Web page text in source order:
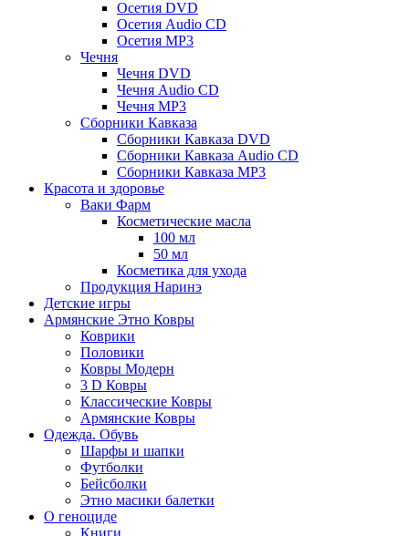
Осетия DVD
Осетия Audio CD
Осетия MP3
Чечня
Чечня DVD
Чечня Audio CD
Чечня MP3
Сборники Кавказа
Сборники Кавказа DVD
Сборники Кавказа Audio CD
Сборники Кавказа MP3
Красота и здоровье
Ваки Фарм
Косметические масла
100 мл
50 мл
Косметика для ухода
Продукция Наринэ
Детские игры
Армянские Этно Ковры
Коврики
Половики
Ковры Модерн
3 D Ковры
Классические Ковры
Армянские Ковры
Одежда. Обувь
Шарфы и шапки
Футболки
Бейсболки
Этно масики балетки
О геноциде
Книги